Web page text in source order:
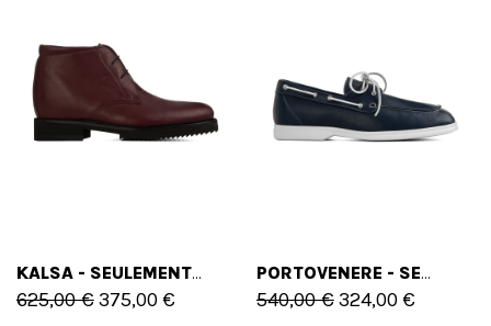
KALSA - SEULEMENT 45 EU - 12 US
625,00 €375,00 €
PORTOVENERE - SEULEMENT 45 EU - 12 US
540,00 €324,00 €